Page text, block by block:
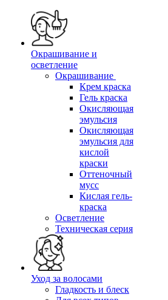
Окрашивание и
осветление
Окрашивание
Крем краска
Гель краска
Окисляющая
эмульсия
Окисляющая
эмульсия для
кислой
краски
Оттеночный
мусс
Кислая гель-
краска
Осветление
Техническая серия
Уход за волосами
Гладкость и блеск